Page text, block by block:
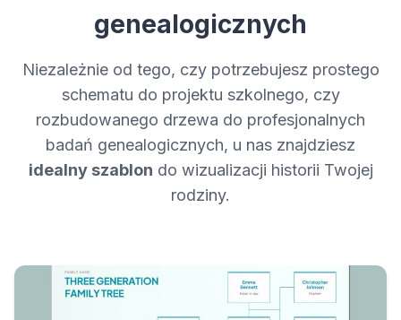
genealogicznych
Niezależnie od tego, czy potrzebujesz prostego
schematu do projektu szkolnego, czy
rozbudowanego drzewa do profesjonalnych
badań genealogicznych, u nas znajdziesz
idealny szablon do wizualizacji historii Twojej
rodziny.